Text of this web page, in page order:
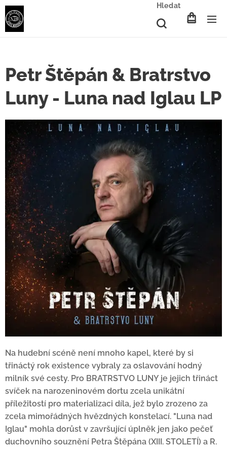
Hledat
Petr Štěpán & Bratrstvo
Luny - Luna nad Iglau LP
Na hudební scéně není mnoho kapel, které by si
třináctý rok existence vybraly za oslavování hodný
milník své cesty. Pro BRATRSTVO LUNY je jejich třináct
svíček na narozeninovém dortu zcela unikátní
příležitostí pro materializaci díla, jež bylo zrozeno za
zcela mimořádných hvězdných konstelací. "Luna nad
Iglau" mohla dorůst v završující úplněk jen jako pečeť
duchovního souznění Petra Štěpána (XIII. STOLETÍ) a R.